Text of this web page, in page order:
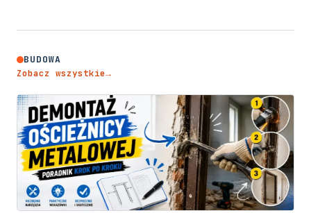
BUDOWA
Zobacz wszystkie→